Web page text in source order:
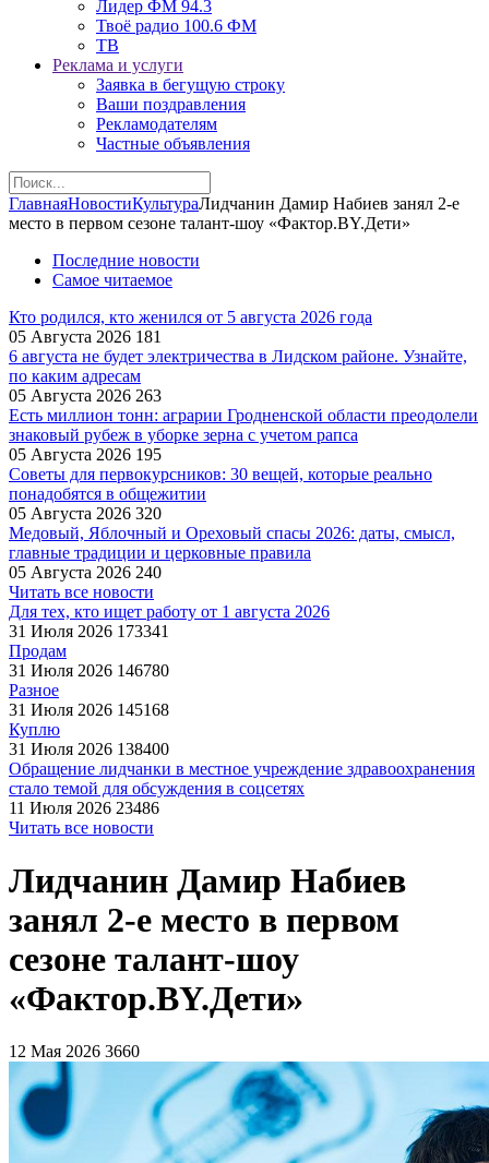
Лидер ФМ 94.3
Твоё радио 100.6 ФМ
ТВ
Реклама и услуги
Заявка в бегущую строку
Ваши поздравления
Рекламодателям
Частные объявления
ГлавнаяНовостиКультураЛидчанин Дамир Набиев занял 2-е
место в первом сезоне талант-шоу «Фактор.BY.Дети»
Последние новости
Самое читаемое
Кто родился, кто женился от 5 августа 2026 года
05 Августа 2026 181
6 августа не будет электричества в Лидском районе. Узнайте,
по каким адресам
05 Августа 2026 263
Есть миллион тонн: аграрии Гродненской области преодолели
знаковый рубеж в уборке зерна с учетом рапса
05 Августа 2026 195
Советы для первокурсников: 30 вещей, которые реально
понадобятся в общежитии
05 Августа 2026 320
Медовый, Яблочный и Ореховый спасы 2026: даты, смысл,
главные традиции и церковные правила
05 Августа 2026 240
Читать все новости
Для тех, кто ищет работу от 1 августа 2026
31 Июля 2026 173341
Продам
31 Июля 2026 146780
Разное
31 Июля 2026 145168
Куплю
31 Июля 2026 138400
Обращение лидчанки в местное учреждение здравоохранения
стало темой для обсуждения в соцсетях
11 Июля 2026 23486
Читать все новости
Лидчанин Дамир Набиев
занял 2-е место в первом
сезоне талант-шоу
«Фактор.BY.Дети»
12 Мая 2026 3660